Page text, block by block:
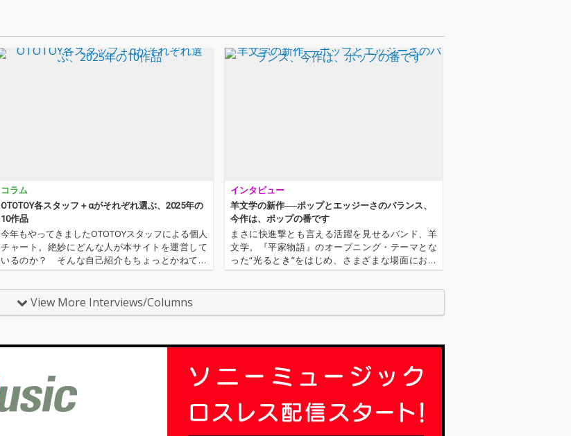
持つサウス・ロンドン
出身のプロデューサー
／シンガー、yunè pin
ジャンルレスかつ独創
的なサウンドで世界的
な評価を高めている。
「そのとき」のRemix
を手掛けたのは、UKブ
ライトンで結成された
5人組バンド、Squid
〈Warp Records〉と
世界的な賞賛を浴びる
存在だ。デビュー・ア
ルバムが全英チャート
4位を記録するなど、
現在のUKロック・シー
ンの最前線を走る重要
持つサウス・ロンドン
出身のプロデューサー
／シンガー、yunè pin
的なサウンドで世界的
「そのとき」のRemix
を手掛けたのは、UKブ
ライトンで結成された
5人組バンド、Squid
〈Warp Records〉と
世界的な賞賛を浴びる
存在だ。デビュー・ア
ルバムが全英チャート
4位を記録するなど、
現在のUKロック・シー
ンの最前線を走る重要
コラム
OTOTOY各スタッフ＋αがそれぞれ選ぶ、2025年の
10作品
今年もやってきましたOTOTOYスタッフによる個人
チャート。絶妙にどんな人が本サイトを運営して
いるのか？ そんな自己紹介もちょっとかねてお
ります。2025年は、それぞれなにを聴いてOTOTO
ャートをお届けします…
インタビュー
羊文学の新作──ポップとエッジーさのバランス、
今作は、ポップの番です
まさに快進撃とも言える活躍を見せるバンド、羊
文学。『平家物語』のオープニング・テーマとな
った“光るとき”をはじめ、さまざまな場面におい
て、そのサウンドがより多くの人々に触れる機会
View More Interviews/Columns